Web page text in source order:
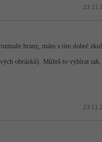
hrany, mám s tím dobré
obrázků). Můžeš to vybírat tak,